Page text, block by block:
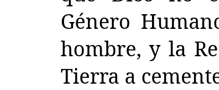
Género
hombre, y la
Tierra a